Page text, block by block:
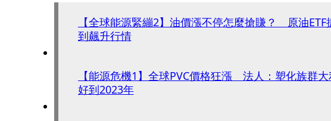
【全球能源緊繃2】油價漲不停怎麼搶賺？ 原油ETF
到飆升行情
【能源危機1】全球PVC價格狂漲 法人：塑化族群大
好到2023年